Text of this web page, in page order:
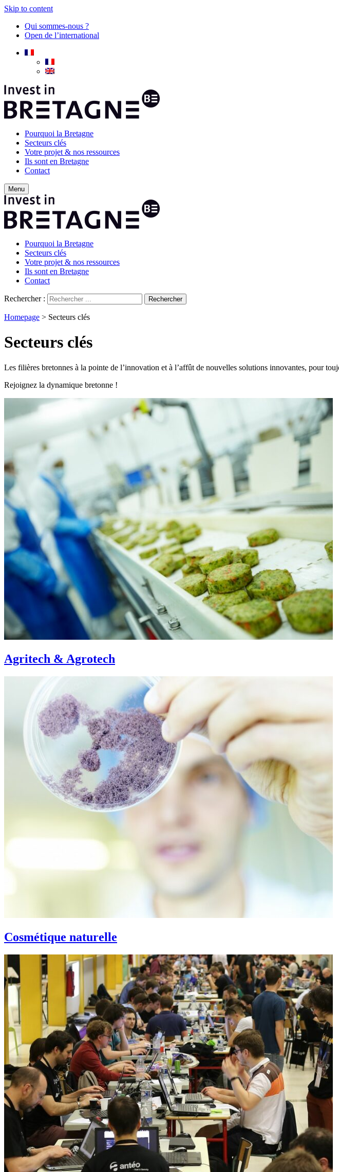
Skip to content
Qui sommes-nous ?
Open de l’international
Pourquoi la Bretagne
Secteurs clés
Votre projet & nos ressources
Ils sont en Bretagne
Contact
Menu
Pourquoi la Bretagne
Secteurs clés
Votre projet & nos ressources
Ils sont en Bretagne
Contact
Rechercher :
Homepage > Secteurs clés
Secteurs clés
Les filières bretonnes à la pointe de l’innovation et à l’affût de nouvelles solutions innovantes, pour
Rejoignez la dynamique bretonne !
Agritech & Agrotech
Cosmétique naturelle